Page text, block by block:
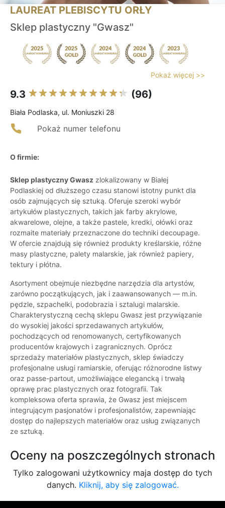
LAUREAT PLEBISCYTU ORŁY
Sklep plastyczny "Gwasz"
Pokaż więcej >>
9.3 (96)
Biała Podlaska, ul. Moniuszki 28
Pokaż numer telefonu
O firmie:
Sklep plastyczny Gwasz zlokalizowany w Białej
Podlaskiej od dłuższego czasu stanowi istotny punkt dla
osób zajmujących się sztuką. Oferuje szeroki wybór
artykułów plastycznych, takich jak farby akrylowe,
akwarelowe, olejne, a także pastele, kredki, ołówki oraz
rozmaite materiały przeznaczone do techniki decoupage.
W ofercie znajdują się również produkty kreślarskie, różne
masy plastyczne, palety malarskie, jak również papiery,
tektury i płótna.
Asortyment obejmuje niezbędne narzędzia dla artystów,
zarówno początkujących, jak i zaawansowanych — m.in.
pędzle, szpachelki, podobrazia i sztalugi malarskie.
Charakterystyczną cechą sklepu Gwasz jest przywiązanie
do wysokiej jakości sprzedawanych artykułów,
pochodzących od renomowanych, certyfikowanych
producentów krajowych i zagranicznych. Oprócz
sprzedaży materiałów plastycznych, sklep świadczy
profesjonalne usługi ramiarskie, oferując różnorodne listwy
oraz passe-partout, umożliwiające elegancką i trwałą
oprawę prac plastycznych oraz fotografii. Tak
kompleksowa oferta sprawia, że Gwasz jest miejscem
integrującym pasjonatów i profesjonalistów, zapewniając
dostęp do najlepszych materiałów oraz usług związanych
ze sztuką.
Oceny na poszczególnych stronach
Tylko zalogowani użytkownicy maja dostęp do tych
danych. Kliknij, aby się zalogować.